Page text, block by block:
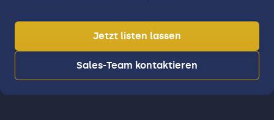
Jetzt listen lassen
Sales-Team kontaktieren